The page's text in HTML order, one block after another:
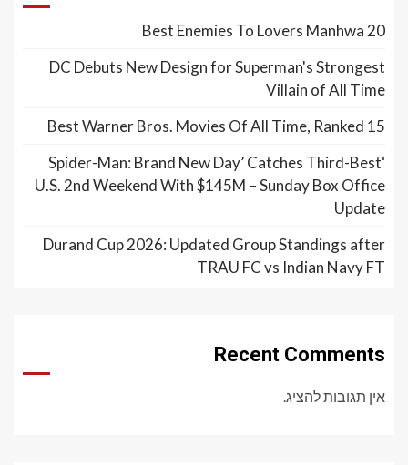
20 Best Enemies To Lovers Manhwa
DC Debuts New Design for Superman's Strongest
Villain of All Time
15 Best Warner Bros. Movies Of All Time, Ranked
‘Spider-Man: Brand New Day’ Catches Third-Best
U.S. 2nd Weekend With $145M – Sunday Box Office
Update
Durand Cup 2026: Updated Group Standings after
TRAU FC vs Indian Navy FT
Recent Comments
אין תגובות להציג.